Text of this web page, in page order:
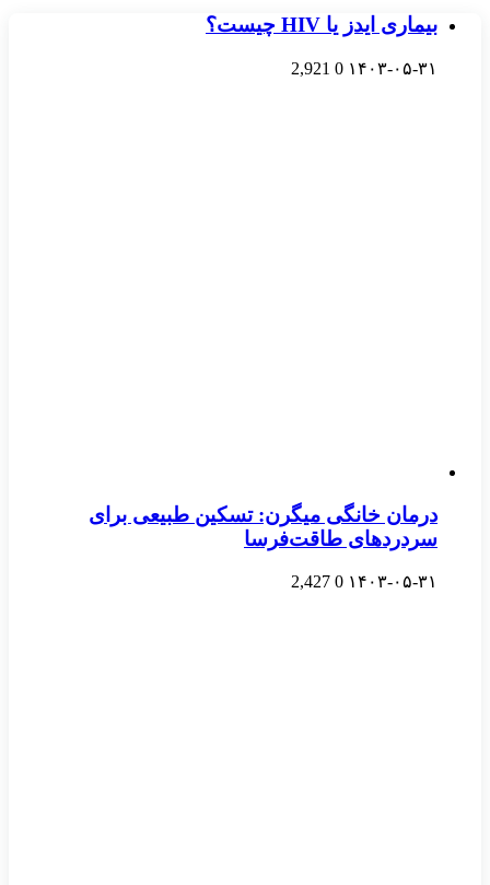
بیماری ایدز یا HIV چیست؟
۱۴۰۳-۰۵-۳۱ 0
2,921
درمان خانگی میگرن: تسکین طبیعی برای
سردردهای طاقت‌فرسا
۱۴۰۳-۰۵-۳۱ 0
2,427